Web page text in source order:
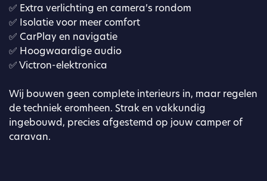
✅ Extra verlichting en camera’s rondom
✅ Isolatie voor meer comfort
✅ CarPlay en navigatie
✅ Hoogwaardige audio
✅ Victron-elektronica
Wij bouwen geen complete interieurs in, maar regelen
de techniek eromheen. Strak en vakkundig
ingebouwd, precies afgestemd op jouw camper of
caravan.